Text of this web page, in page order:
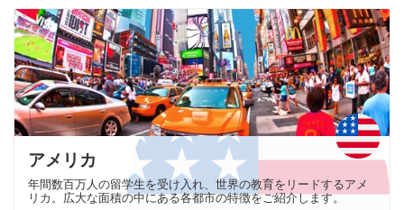
アメリカ
年間数百万人の留学生を受け入れ、世界の教育をリードするアメ
リカ。広大な面積の中にある各都市の特徴をご紹介します。